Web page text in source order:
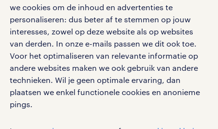
we cookies om de inhoud en advertenties te
personaliseren: dus beter af te stemmen op jouw
interesses, zowel op deze website als op websites
van derden. In onze e-mails passen we dit ook toe.
Voor het optimaliseren van relevante informatie op
andere websites maken we ook gebruik van andere
technieken. Wil je geen optimale ervaring, dan
plaatsen we enkel functionele cookies en anonieme
pings.
social media
Volg ons voor de leukste content omtrent
vacatures, solliciteren en inspiratie.